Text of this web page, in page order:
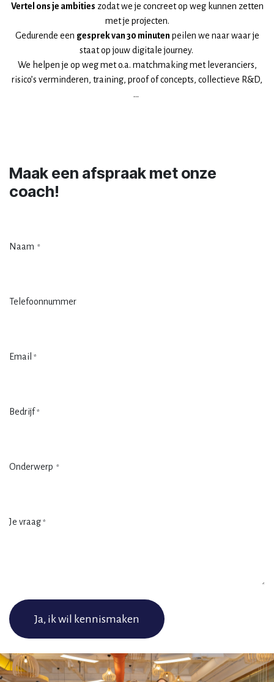
Vertel ons je ambities zodat we je concreet op weg kunnen zetten
met je projecten.
Gedurende een gesprek van 30 minuten peilen we naar waar je
staat op jouw digitale journey.
We helpen je op weg met o.a. matchmaking met leveranciers,
risico’s verminderen, training, proof of concepts, collectieve R&D,
…
Maak een afspraak met onze
coach!
Naam *
Telefoonnummer
Email *
Bedrijf *
Onderwerp *
Je vraag *
Ja, ik wil kennismaken